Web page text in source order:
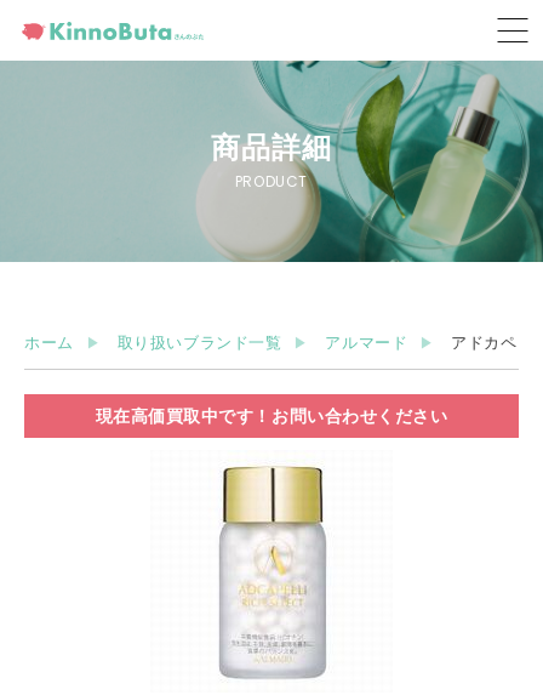
商品詳細
PRODUCT
ホーム 取り扱いブランド一覧 アルマード アドカペリ
現在高価買取中です！お問い合わせください